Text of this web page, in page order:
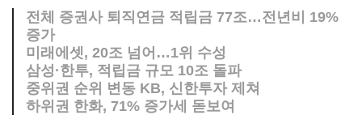
전체 증권사 퇴직연금 적립금 77조…전년비 19%
증가
미래에셋, 20조 넘어…1위 수성
삼성·한투, 적립금 규모 10조 돌파
중위권 순위 변동 KB, 신한투자 제쳐
하위권 한화, 71% 증가세 돋보여